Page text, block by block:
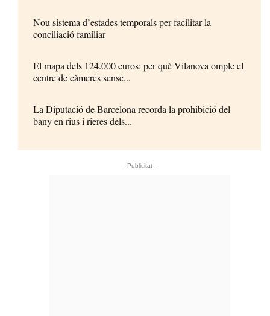
Nou sistema d’estades temporals per facilitar la
conciliació familiar
El mapa dels 124.000 euros: per què Vilanova omple el
centre de càmeres sense...
La Diputació de Barcelona recorda la prohibició del
bany en rius i rieres dels...
- Publicitat -